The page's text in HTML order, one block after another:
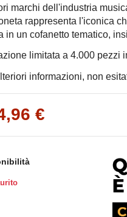
marchi dell'industria
rappresenta l'iconica
in un cofanetto tematico,
limitata a 4.000 pezzi
informazioni, non
€